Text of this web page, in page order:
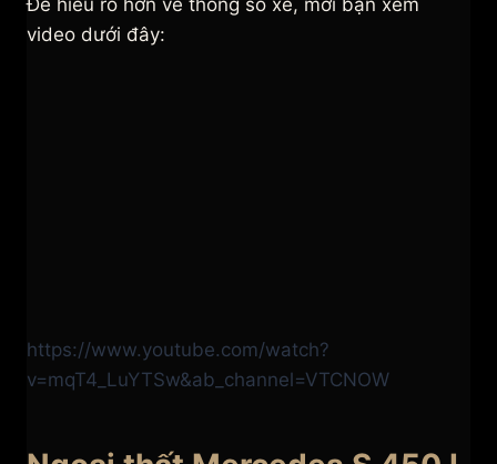
Để hiểu rõ hơn về thông số xe, mời bạn xem
video dưới đây:
https://www.youtube.com/watch?
v=mqT4_LuYTSw&ab_channel=VTCNOW